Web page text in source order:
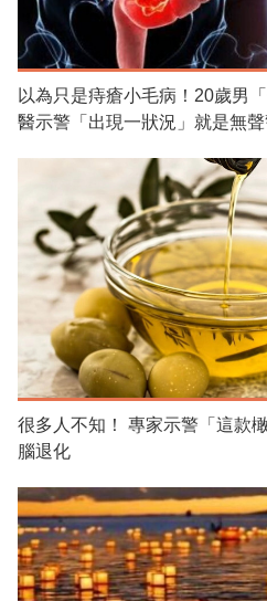
以為只是痔瘡小毛病！20歲男
醫示警「出現一狀況」就是無
很多人不知！ 專家示警「這款
腦退化